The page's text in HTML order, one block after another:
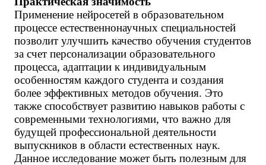
Применение нейросетей в образовательном
процессе естественнонаучных специальностей
позволит улучшить качество обучения студентов
за счет персонализации образовательного
процесса, адаптации к индивидуальным
особенностям каждого студента и создания
более эффективных методов обучения. Это
также способствует развитию навыков работы с
современными технологиями, что важно для
будущей профессиональной деятельности
выпускников в области естественных наук.
Данное исследование может быть полезным для